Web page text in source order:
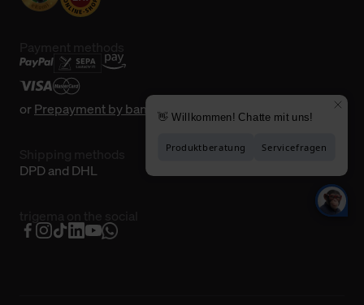
orPrepayment by bank transfer
DPD and DHL